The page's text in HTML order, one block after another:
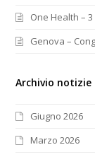
One Health –
Genova –
Archivio notizie
Giugno 2026
Marzo 2026